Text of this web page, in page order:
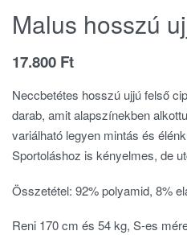
Malus hosszú
17.800 Ft
Neccbetétes hosszú ujjú felső
darab, amit alapszínekben
variálható legyen mintás és
Sportoláshoz is kényelmes, de
Összetétel: 92% polyamid, 8%
Reni 170 cm és 54 kg, S-es